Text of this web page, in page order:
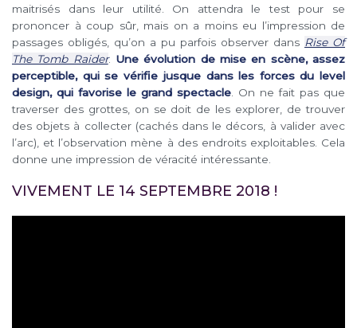
maitrisés dans leur utilité. On attendra le test pour se
prononcer à coup sûr, mais on a moins eu l’impression de
passages obligés, qu’on a pu parfois observer dans Rise Of
The Tomb Raider. Une évolution de mise en scène, assez
perceptible, qui se vérifie jusque dans les forces du level
design, qui favorise le grand spectacle . On ne fait pas que
traverser des grottes, on se doit de les explorer, de trouver
des objets à collecter (cachés dans le décors, à valider avec
l’arc), et l’observation mène à des endroits exploitables. Cela
donne une impression de véracité intéressante.
VIVEMENT LE 14 SEPTEMBRE 2018 !